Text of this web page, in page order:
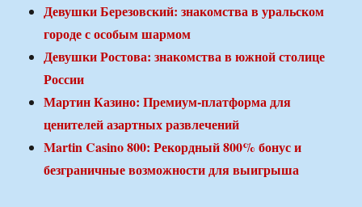
Девушки Березовский: знакомства в уральском
городе с особым шармом
Девушки Ростова: знакомства в южной столице
России
Мартин Казино: Премиум-платформа для
ценителей азартных развлечений
Martin Casino 800: Рекордный 800% бонус и
безграничные возможности для выигрыша